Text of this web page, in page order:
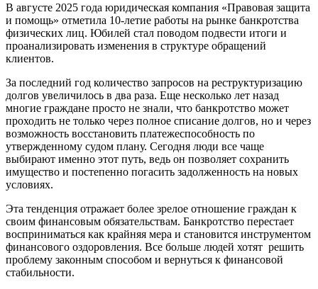
В августе 2025 года юридическая компания «Правовая защита
и помощь» отметила 10-летие работы на рынке банкротства
физических лиц. Юбилей стал поводом подвести итоги и
проанализировать изменения в структуре обращений
клиентов.
За последний год количество запросов на реструктуризацию
долгов увеличилось в два раза. Еще несколько лет назад
многие граждане просто не знали, что банкротство может
проходить не только через полное списание долгов, но и через
возможность восстановить платежеспособность по
утвержденному судом плану. Сегодня люди все чаще
выбирают именно этот путь, ведь он позволяет сохранить
имущество и постепенно погасить задолженность на новых
условиях.
Эта тенденция отражает более зрелое отношение граждан к
своим финансовым обязательствам. Банкротство перестает
восприниматься как крайняя мера и становится инструментом
финансового оздоровления. Все больше людей хотят решить
проблему законным способом и вернуться к финансовой
стабильности.